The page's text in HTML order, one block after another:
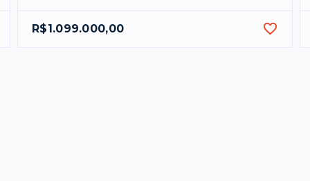
R$1.099.000,00